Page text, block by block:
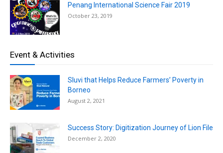
Penang International Science Fair 2019
October 23, 2019
Event & Activities
Sluvi that Helps Reduce Farmers’ Poverty in
Borneo
August 2, 2021
Success Story: Digitization Journey of Lion File
December 2, 2020